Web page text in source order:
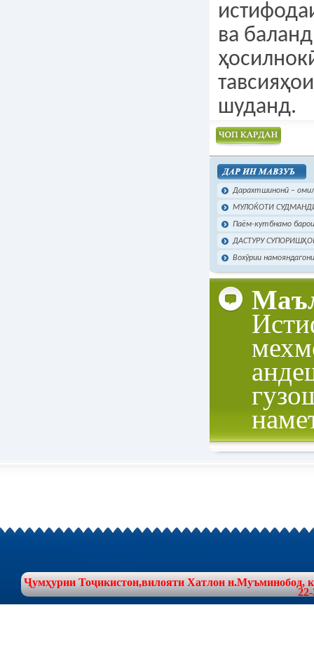
ва
шуданд.
Чоп намудан
Дарахтшинонӣ –
МУЛОЌОТИ
Паём-кутбнамо
ДАСТУРУ
Вохӯрии
Ҷумҳурии Тоҷикистон,вилояти Хатлон н.Муъминобод,